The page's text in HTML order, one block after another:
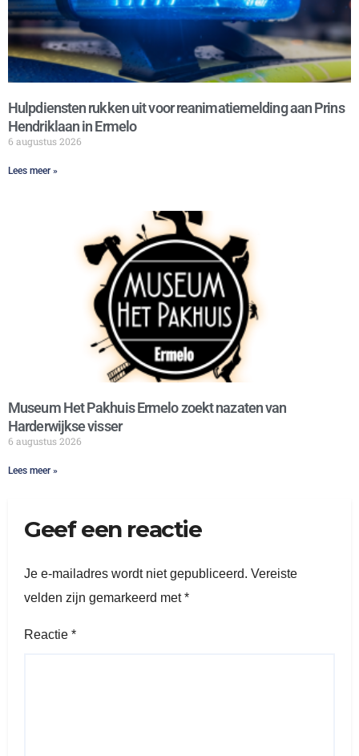
Hulpdiensten rukken uit voor reanimatiemelding aan Prins
Hendriklaan in Ermelo
6 augustus 2026
Lees meer »
Museum Het Pakhuis Ermelo zoekt nazaten van
Harderwijkse visser
6 augustus 2026
Lees meer »
Geef een reactie
Je e-mailadres wordt niet gepubliceerd. Vereiste
velden zijn gemarkeerd met*
Reactie *